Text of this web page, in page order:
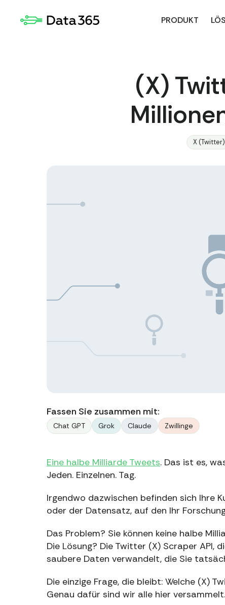
PRODUKT
(X)
X (Twitter)
Fassen Sie zusammen mit:
Chat GPT Grok Claude Zwillinge
Eine halbe Milliarde Tweets. Das ist es,
Jeden. Einzelnen. Tag.
Irgendwo dazwischen befinden sich Ihre
oder der Datensatz, auf den Ihr
Das Problem? Sie können keine halbe
Die Lösung? Die Twitter (X) Scraper API,
saubere Daten verwandelt, die Sie
Die einzige Frage, die bleibt: Welche (X)
Genau dafür sind wir alle hier